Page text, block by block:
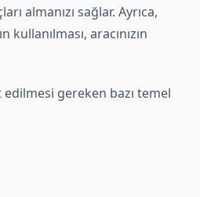
almanızı sağlar. Ayrıca,
aracınızın
edilmesi gereken bazı temel